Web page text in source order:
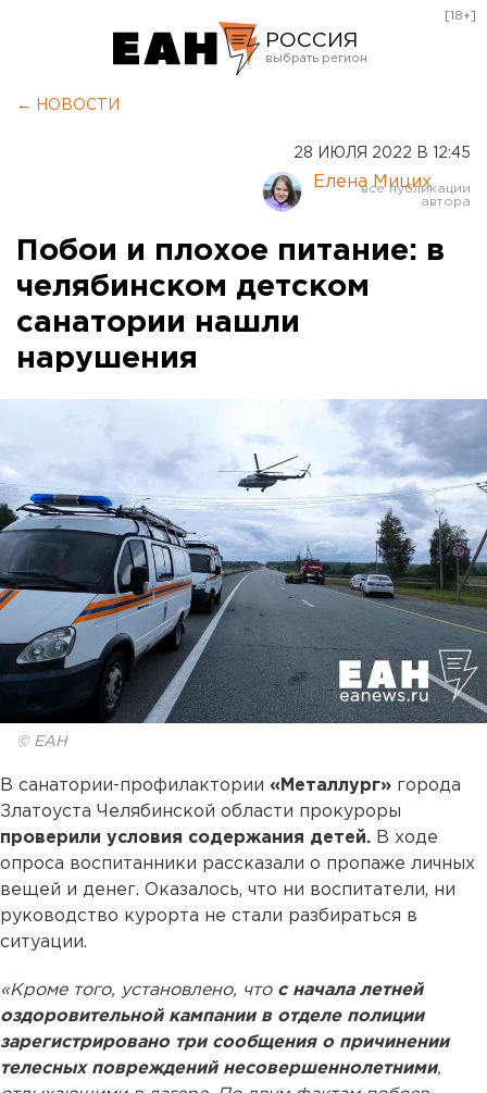
РОССИЯ
Курган
Оренбург
[18+]
← НОВОСТИ
28 ИЮЛЯ 2022 В 12:45
Елена Мицих
Побои и плохое питание: в
челябинском детском
санатории нашли
нарушения
© ЕАН
В санатории-профилактории «Металлург» города
Златоуста Челябинской области прокуроры
проверили условия содержания детей. В ходе
опроса воспитанники рассказали о пропаже личных
вещей и денег. Оказалось, что ни воспитатели, ни
руководство курорта не стали разбираться в
ситуации.
«Кроме того, установлено, что с начала летней
оздоровительной кампании в отделе полиции
зарегистрировано три сообщения о причинении
телесных повреждений несовершеннолетними,